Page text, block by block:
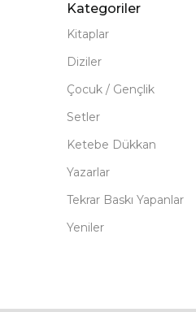
Kategoriler
Kitaplar
Diziler
Çocuk / Gençlik
Setler
Ketebe Dükkan
Yazarlar
Tekrar Baskı Yapanlar
Yeniler